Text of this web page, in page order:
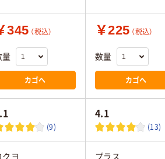
345 （税込）
量
カゴへ
￥225 （税込）
数量
カゴへ
(9)
4.1
(13)
クヨ プラス